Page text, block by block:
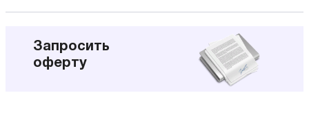
Запросить
оферту